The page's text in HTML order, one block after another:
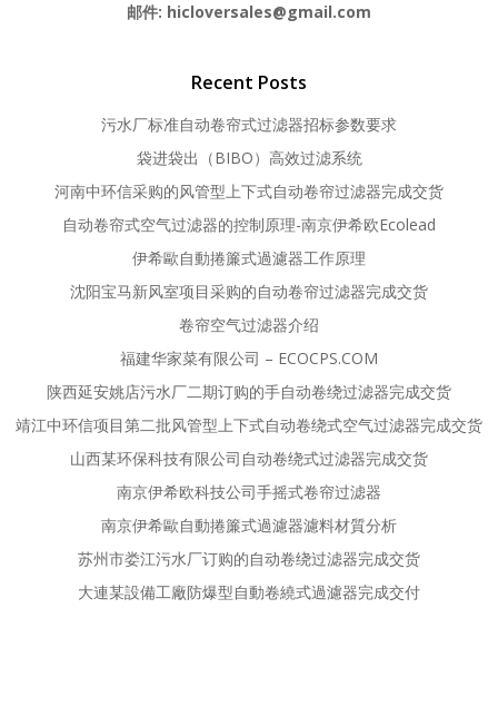
邮件: hicloversales@gmail.com
Recent Posts
污水厂标准自动卷帘式过滤器招标参数要求
袋进袋出（BIBO）高效过滤系统
河南中环信采购的风管型上下式自动卷帘过滤器完成交货
自动卷帘式空气过滤器的控制原理-南京伊希欧Ecolead
伊希歐自動捲簾式過濾器工作原理
沈阳宝马新风室项目采购的自动卷帘过滤器完成交货
卷帘空气过滤器介绍
福建华家菜有限公司 – ECOCPS.COM
陕西延安姚店污水厂二期订购的手自动卷绕过滤器完成交货
靖江中环信项目第二批风管型上下式自动卷绕式空气过滤器完成交货
山西某环保科技有限公司自动卷绕式过滤器完成交货
南京伊希欧科技公司手摇式卷帘过滤器
南京伊希歐自動捲簾式過濾器濾料材質分析
苏州市娄江污水厂订购的自动卷绕过滤器完成交货
大連某設備工廠防爆型自動卷繞式過濾器完成交付